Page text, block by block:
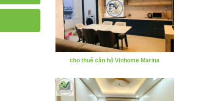
Cho thuê căn hộ Hoàng Huy Commerce